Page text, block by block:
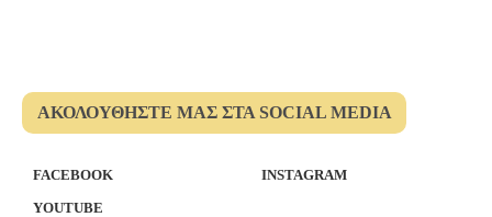
ΑΚΟΛΟΥΘΉΣΤΕ ΜΑΣ ΣΤΑ SOCIAL MEDIA
FACEBOOK
INSTAGRAM
YOUTUBE